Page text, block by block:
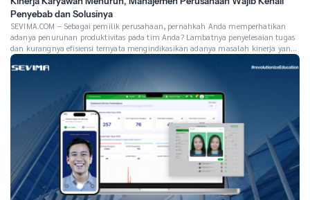
Penyebab dan Solusinya
SEVIMA.COM – Sebagai pemilik perusahaan, pernahkah Anda memperhatikan
adanya penurunan produktivitas pada tim Anda? Lambatnya penyelesaian tugas
dan kurangnya efisiensi ternyata mengindikasikan adanya masalah kinerja yang
jika dibiarkan dapat berdampak pada keberlangsungan bisnis. Sebenarnya ada
berbagai faktor yang melatarbelakangi penurunan kinerja di sebuah perusahaan.
Berdasarkan hasil penelitian dari jurnal Analisis Produktivitas Tenaga Kerja pada